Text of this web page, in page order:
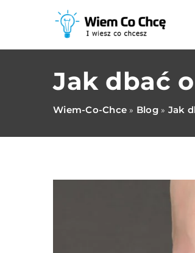
Jak dbać
Wiem-Co-Chce » Blog» Jak